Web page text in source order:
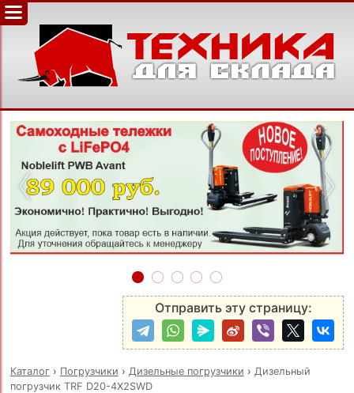
‹ ›
Отправить эту страницу:
Каталог› Погрузчики › Дизельные погрузчики › Дизельный
погрузчик TRF D20-4X2SWD